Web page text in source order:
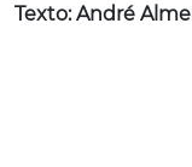
Texto: André